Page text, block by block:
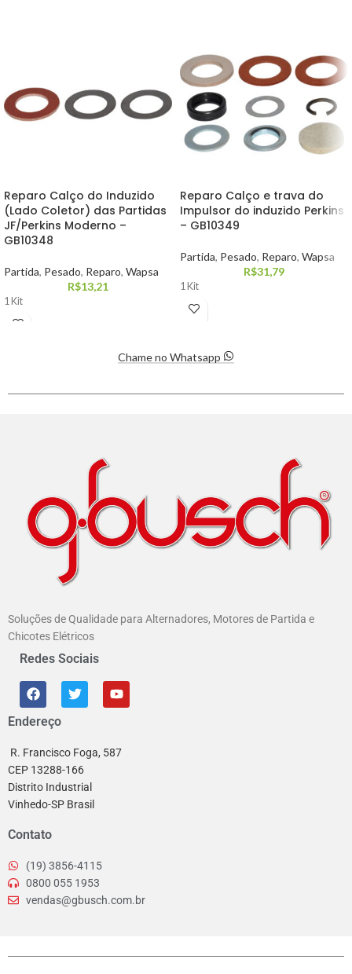
Reparo Calço do Induzido
(Lado Coletor) das Partidas
JF/Perkins Moderno –
GB10348
Partida, Pesado, Reparo, Wapsa
R$13,21
1 Kit
Reparo Calço e trava do
Impulsor do induzido Perkins
– GB10349
Partida, Pesado, Reparo, Wapsa
R$31,79
1 Kit
Chame no Whatsapp
Soluções de Qualidade para Alternadores, Motores de Partida e
Chicotes Elétricos
Redes Sociais
Endereço
R. Francisco Foga, 587
CEP 13288-166
Distrito Industrial
Vinhedo-SP Brasil
Contato
(19) 3856-4115
0800 055 1953
vendas@gbusch.com.br